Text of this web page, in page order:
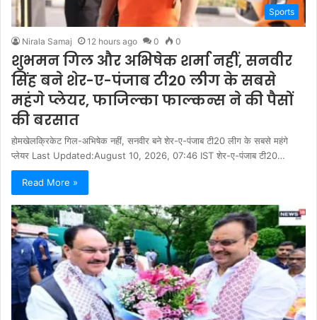
Sports
Nirala Samaj 12 hours ago 0 0
शुभमन गिल और अभिषेक शर्मा नहीं, सनवीर
सिंह बने शेर-ए-पंजाब टी20 लीग के सबसे
महंगे प्लेयर, फाजिल्का फाल्कन्स ने की पैसों
की बरसात
होमखेलक्रिकेट गिल-अभिषेक नहीं, सनवीर बने शेर-ए-पंजाब टी20 लीग के सबसे महंगे
प्लेयर Last Updated:August 10, 2026, 07:46 IST शेर-ए-पंजाब टी20…
Read More »